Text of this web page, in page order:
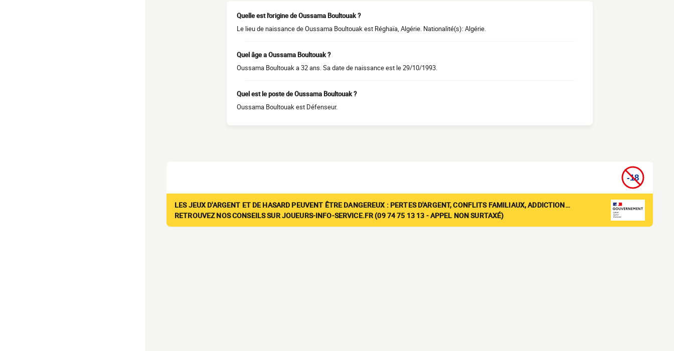
Quelle est l'origine de Oussama Boultouak ?
Le lieu de naissance de Oussama Boultouak est Réghaïa, Algérie. Nationalité(s): Algérie.
Quel âge a Oussama Boultouak ?
Oussama Boultouak a 32 ans. Sa date de naissance est le 29/10/1993.
Quel est le poste de Oussama Boultouak ?
Oussama Boultouak est Défenseur.
LES JEUX D'ARGENT ET DE HASARD PEUVENT ÊTRE DANGEREUX : PERTES D'ARGENT, CONFLITS FAMILIAUX, ADDICTION…
RETROUVEZ NOS CONSEILS SUR JOUEURS-INFO-SERVICE.FR (09 74 75 13 13 - APPEL NON SURTAXÉ)